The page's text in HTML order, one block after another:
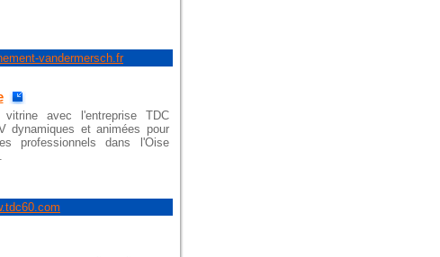
vandermersch.fr
avec l'entreprise TDC
dynamiques et animées pour
professionnels dans l'Oise